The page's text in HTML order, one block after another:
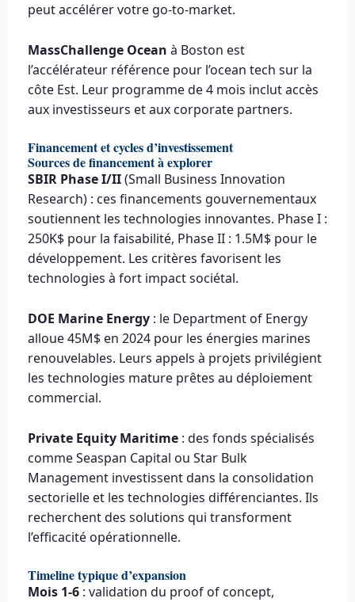
peut accélérer votre go-to-market.
MassChallenge Ocean à Boston est
l’accélérateur référence pour l’ocean tech sur la
côte Est. Leur programme de 4 mois inclut accès
aux investisseurs et aux corporate partners.
Financement et cycles d’investissement
Sources de financement à explorer
SBIR Phase I/II(Small Business Innovation
Research) : ces financements gouvernementaux
soutiennent les technologies innovantes. Phase I :
250K$ pour la faisabilité, Phase II : 1.5M$ pour le
développement. Les critères favorisent les
technologies à fort impact sociétal.
DOE Marine Energy: le Department of Energy
alloue 45M$ en 2024 pour les énergies marines
renouvelables. Leurs appels à projets privilégient
les technologies mature prêtes au déploiement
commercial.
Private Equity Maritime : des fonds spécialisés
comme Seaspan Capital ou Star Bulk
Management investissent dans la consolidation
sectorielle et les technologies différenciantes. Ils
recherchent des solutions qui transforment
l’efficacité opérationnelle.
Timeline typique d’expansion
Mois 1-6: validation du proof of concept,